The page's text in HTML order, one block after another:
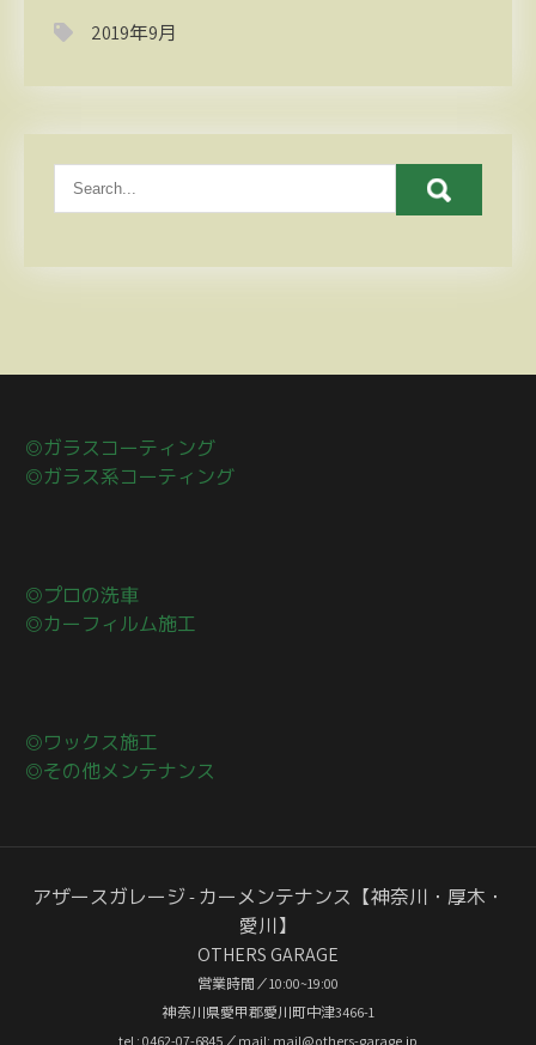
2019年9月
◎ガラスコーティング
◎ガラス系コーティング
◎プロの洗車
◎カーフィルム施工
◎ワックス施工
◎その他メンテナンス
アザースガレージ - カーメンテナンス【神奈川・厚木・
愛川】
OTHERS GARAGE
営業時間／10:00~19:00
神奈川県愛甲郡愛川町中津3466-1
tel : 0462-07-6845／mail: mail@others-garage.jp